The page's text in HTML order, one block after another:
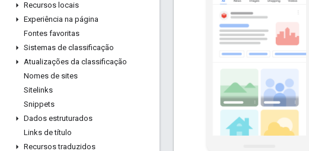
Recursos locais
Experiência na página
Fontes favoritas
Sistemas de classificação
Atualizações da classificação
Nomes de sites
Sitelinks
Snippets
Dados estruturados
Links de título
Recursos traduzidos